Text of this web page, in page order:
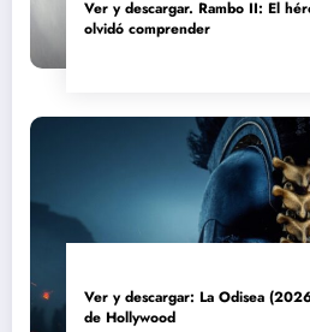
Ver y descargar. Rambo II: El
olvidó comprender
Ver y descargar: La Odisea
de Hollywood